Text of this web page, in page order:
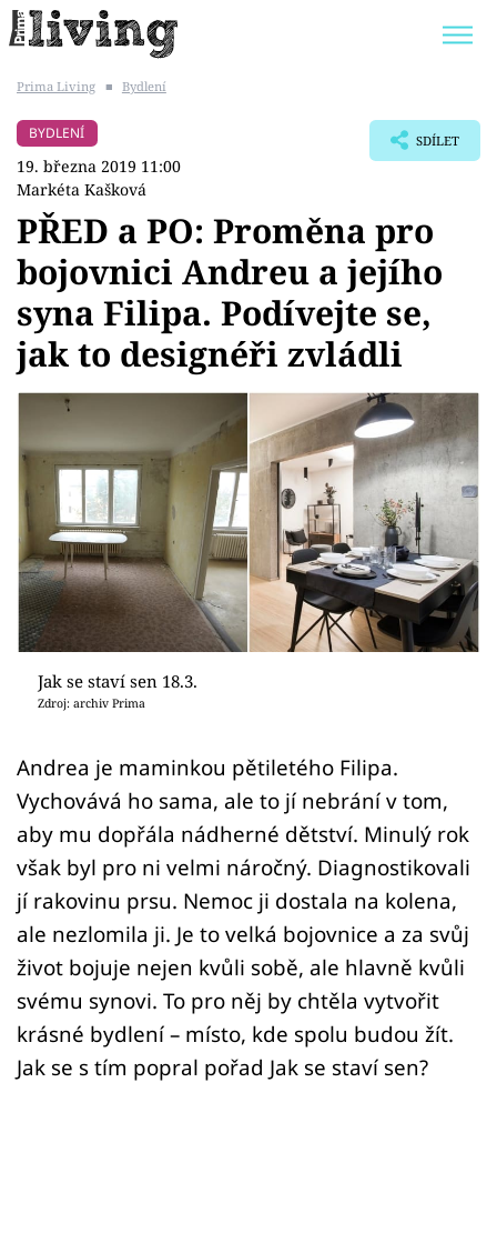
BYDLENÍ SLAVNÝCH
Témata
Bydlení
Zahrada
Design
Sledujte prima+
Přihlášení
Sledujte nás
Prima Living ■ Bydlení
BYDLENÍ
19. března 2019 11:00
Markéta Kašková
SDÍLET
PŘED a PO: Proměna pro
bojovnici Andreu a jejího
syna Filipa. Podívejte se,
jak to designéři zvládli
Jak se staví sen 18.3.
Zdroj: archiv Prima
Andrea je maminkou pětiletého Filipa.
Vychovává ho sama, ale to jí nebrání v tom,
aby mu dopřála nádherné dětství. Minulý rok
však byl pro ni velmi náročný. Diagnostikovali
jí rakovinu prsu. Nemoc ji dostala na kolena,
ale nezlomila ji. Je to velká bojovnice a za svůj
život bojuje nejen kvůli sobě, ale hlavně kvůli
svému synovi. To pro něj by chtěla vytvořit
krásné bydlení – místo, kde spolu budou žít.
Jak se s tím popral pořad Jak se staví sen?